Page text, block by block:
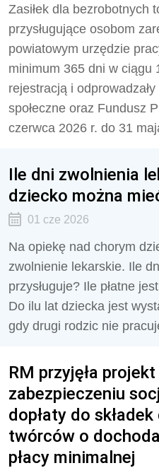
Zasiłek dla bezrobotnych
przysługujące osobom
powiatowym urzędzie
minimum 365 dni w ciągu
rejestracją i
społeczne oraz Fundusz
czerwca 2026 r. do 31
Ile dni zwolnienia
dziecko można
01 cze 2026
Na opiekę nad chorym
zwolnienie lekarskie. Ile
przysługuje? Ile płatne
Do ilu lat dziecka jest
gdy drugi rodzic nie
RM przyjęła
zabezpieczeniu
dopłaty do
twórców o
płacy minimalnej